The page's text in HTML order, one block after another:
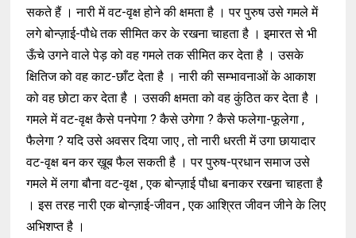
सकते हैं । नारी में वट-वृक्ष होने की क्षमता है । पर पुरुष उसे गमले में
लगे बोन्ज़ाई-पौधे तक सीमित कर के रखना चाहता है । इमारत से भी
ऊँचे उगने वाले पेड़ को वह गमले तक सीमित कर देता है । उसके
क्षितिज को वह काट-छाँट देता है । नारी की सम्भावनाओं के आकाश
को वह छोटा कर देता है । उसकी क्षमता को वह कुंठित कर देता है ।
गमले में वट-वृक्ष कैसे पनपेगा ? कैसे उगेगा ? कैसे फलेगा-फूलेगा ,
फैलेगा ? यदि उसे अवसर दिया जाए , तो नारी धरती में उगा छायादार
वट-वृक्ष बन कर ख़ूब फैल सकती है । पर पुरुष-प्रधान समाज उसे
गमले में लगा बौना वट-वृक्ष , एक बोन्ज़ाई पौधा बनाकर रखना चाहता है
। इस तरह नारी एक बोन्ज़ाई-जीवन , एक आश्रित जीवन जीने के लिए
अभिशप्त है ।